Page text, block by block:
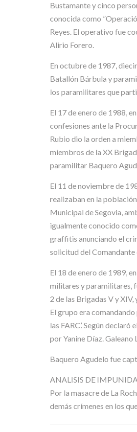
Bustamante y cinco
conocida como
Reyes. El operativo fue
Alirio Forero.
En octubre de 1987,
Batallón Bárbula y
los paramilitares que
El 17 de enero de 1988,
confesiones ante la
Rubio dio la orden a
miembros de la XX
paramilitar Baquero
El 11 de noviembre de
realizaban en la
Municipal de Segovia,
igualmente conocido
graffitis anunciando el
solicitud del
El 18 de enero de 1989,
militares y paramilitares,
2 de las Brigadas V y
El grupo era
las FARC’. Según
por Yanine Díaz.
Baquero Agudelo fue
ANALISIS DE
Por la masacre de La
demás crímenes en los